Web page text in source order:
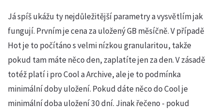
Já spíš ukážu ty nejdůležitější parametry a vysvětlím jak
fungují. Prvním je cena za uložený GB měsíčně. V případě
Hot je to počítáno s velmi nízkou granularitou, takže
pokud tam máte něco den, zaplatíte jen za den. V zásadě
totéž platí i pro Cool a Archive, ale je to podmínka
minimální doby uložení. Pokud dáte něco do Cool je
minimální doba uložení 30 dní. Jinak řečeno - pokud